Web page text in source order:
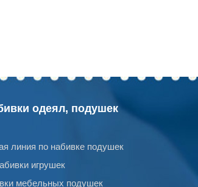
одеял, подушек
линия по набивке подушек
игрушек
мебельных подушек